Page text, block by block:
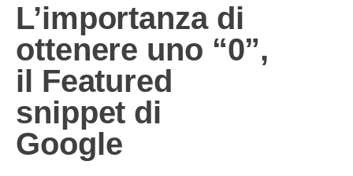
L’importanza di
ottenere uno “0”,
il Featured
snippet di
Google